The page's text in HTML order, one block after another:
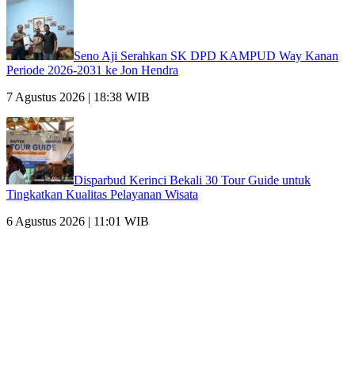
Seno Aji Serahkan SK DPD KAMPUD Way Kanan
Periode 2026-2031 ke Jon Hendra
7 Agustus 2026 | 18:38 WIB
Disparbud Kerinci Bekali 30 Tour Guide untuk
Tingkatkan Kualitas Pelayanan Wisata
6 Agustus 2026 | 11:01 WIB